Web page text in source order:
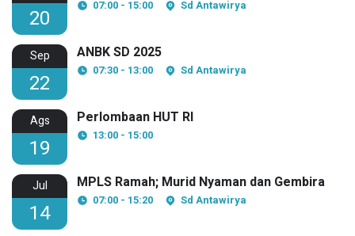
20 07:00 - 15:00 Sd Antawirya
Sep
22
ANBK SD 2025
07:30 - 13:00 Sd Antawirya
Ags
19
Perlombaan HUT RI
13:00 - 15:00
Jul
14
MPLS Ramah; Murid Nyaman dan Gembira
07:00 - 15:20 Sd Antawirya